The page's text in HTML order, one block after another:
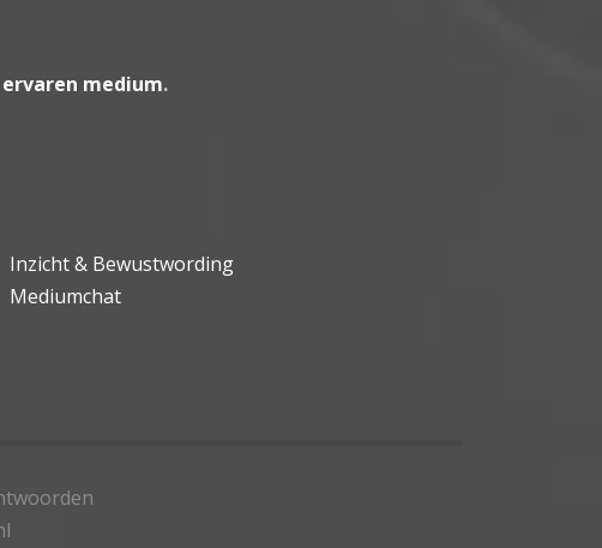
ervaren medium.
Inzicht & Bewustwording
Mediumchat